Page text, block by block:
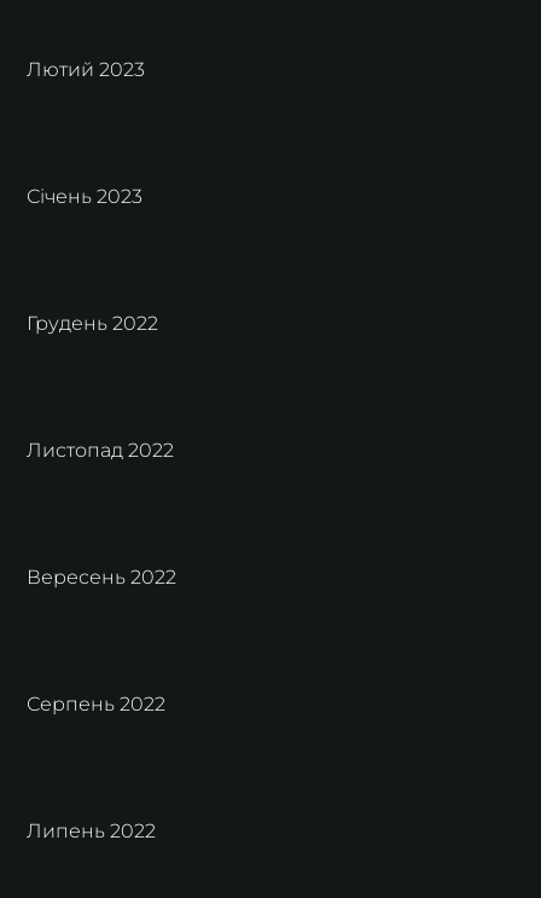
Лютий 2023
Січень 2023
Грудень 2022
Листопад 2022
Вересень 2022
Серпень 2022
Липень 2022